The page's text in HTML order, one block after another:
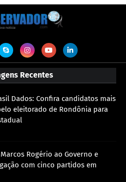
Recentes
Dados: Confira candidatos mais
eleitorado de Rondônia para
Rogério ao Governo e
com cinco partidos em